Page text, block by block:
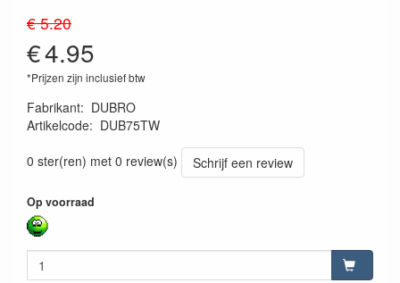
€ 5.20
€4.95
*Prijzen zijn inclusief btw
Fabrikant: DUBRO
Artikelcode: DUB75TW
0 ster(ren) met 0 review(s)
Schrijf een review
Op voorraad